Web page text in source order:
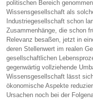
politischen Bereich
Wissensgesellschaft als
Industriegesellschaft schon
Zusammenhänge, die schon
Relevanz besaßen, jetzt in
deren Stellenwert im realen
gesellschaftlichen
gegenwärtig vollziehende
Wissensgesell­schaft lässt
ökonomische Aspekte
Ursachen noch bei der